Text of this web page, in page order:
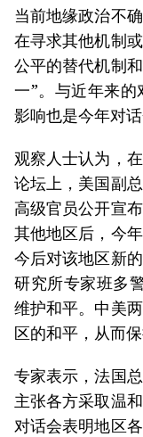
当前地缘政治不
在寻求其他机制
公平的替代机制
一”。与近年来
影响也是今年对
观察人士认为，
论坛上，美国副
高级官员公开宣
其他地区后，今
今后对该地区新
研究所专家班多
维护和平。中美
区的和平，从而
专家表示，法国
主张各方采取温
对话会表明地区